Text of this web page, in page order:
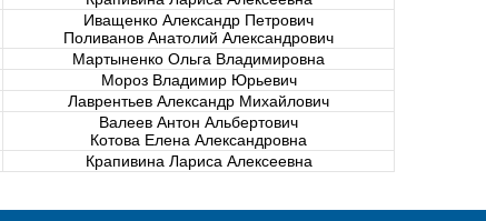
Иващенко Александр Петрович
Поливанов Анатолий Александрович
Мартыненко Ольга Владимировна
Мороз Владимир Юрьевич
Лаврентьев Александр Михайлович
Валеев Антон Альбертович
Котова Елена Александровна
Крапивина Лариса Алексеевна